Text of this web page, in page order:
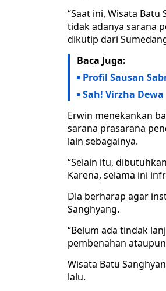
“Saat ini, Wisata
tidak adanya sarana
dikutip dari
Baca Juga:
Profil Sausan
Sah! Virzha
Erwin menekankan
sarana prasarana
lain sebagainya.
“Selain itu,
Karena, selama ini
Dia berharap agar
Sanghyang.
“Belum ada tindak
pembenahan
Wisata Batu
lalu.